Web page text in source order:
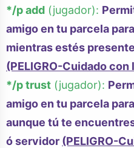
*/p add (jugador):
amigo en tu parcela
mientras estés
(PELIGRO-Cuidado
*/p trust (jugador):
amigo en tu parcela
aunque tú te
ó servidor (PELIGRO-